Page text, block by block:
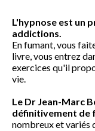
L'hypnose est un
addictions.
En fumant, vous
livre, vous entrez
exercices qu'il
vie.
Le Dr Jean-Marc
définitivement de
nombreux et variés